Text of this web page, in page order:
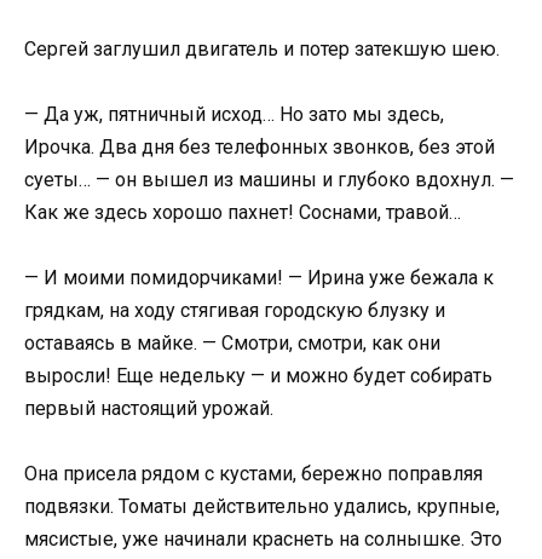
Сергей заглушил двигатель и потер затекшую шею.
— Да уж, пятничный исход… Но зато мы здесь,
Ирочка. Два дня без телефонных звонков, без этой
суеты… — он вышел из машины и глубоко вдохнул. —
Как же здесь хорошо пахнет! Соснами, травой…
— И моими помидорчиками! — Ирина уже бежала к
грядкам, на ходу стягивая городскую блузку и
оставаясь в майке. — Смотри, смотри, как они
выросли! Еще недельку — и можно будет собирать
первый настоящий урожай.
Она присела рядом с кустами, бережно поправляя
подвязки. Томаты действительно удались, крупные,
мясистые, уже начинали краснеть на солнышке. Это